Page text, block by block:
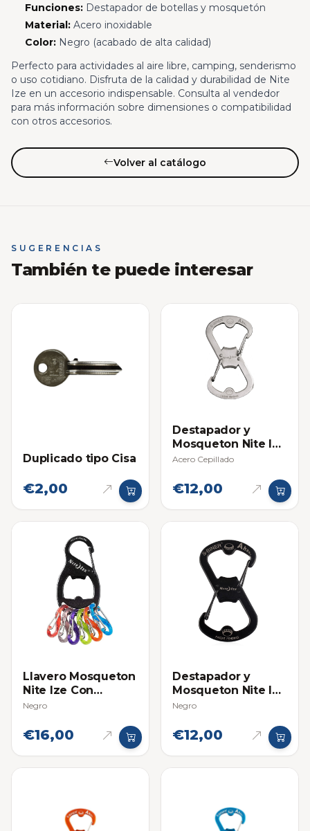
Funciones:Destapador de botellas y mosquetón
Material:Acero inoxidable
Color:Negro (acabado de alta calidad)
Perfecto para actividades al aire libre, camping, senderismo
o uso cotidiano. Disfruta de la calidad y durabilidad de Nite
Ize en un accesorio indispensable. Consulta al vendedor
para más información sobre dimensiones o compatibilidad
con otros accesorios.
Volver al catálogo
SUGERENCIAS
También te puede interesar
Duplicado tipo Cisa
€2,00
Destapador y
Mosqueton Nite Ize
Acero Inox
Acero Cepillado
€12,00
Llavero Mosqueton
Nite Ize Con
Destapador
Negro
€16,00
Destapador y
Mosqueton Nite Ize
Acero Inox
Negro
€12,00